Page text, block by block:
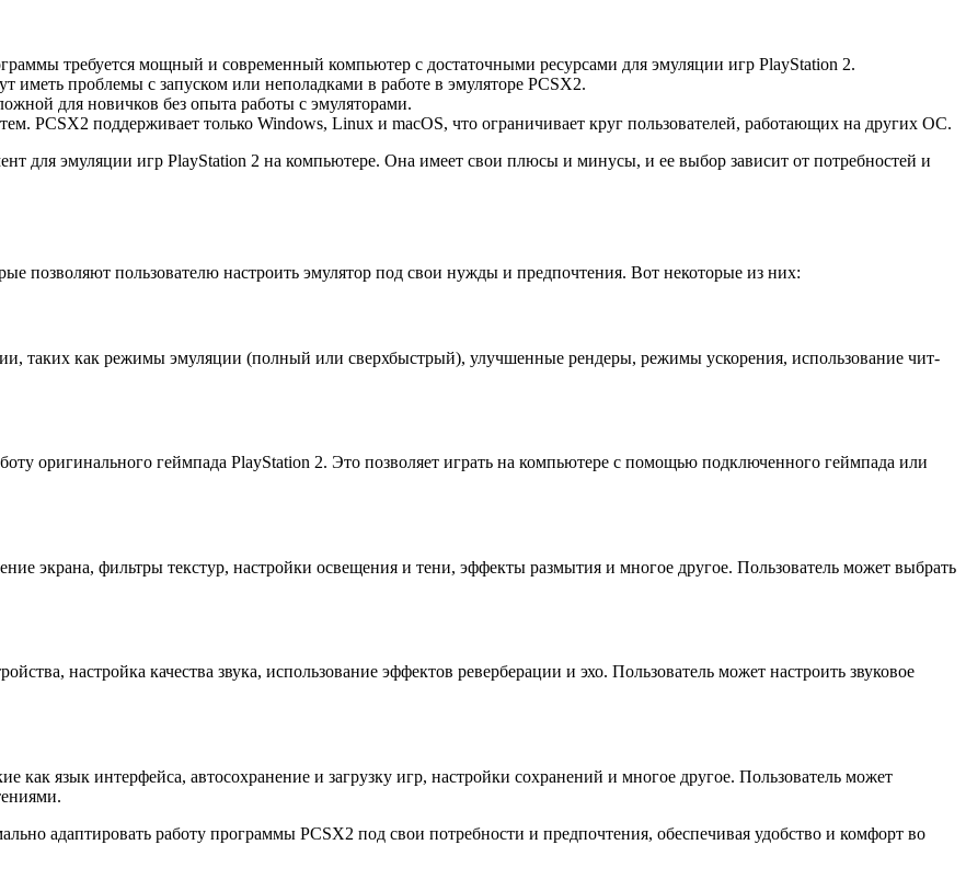
требуется мощный и современный компьютер с достаточными ресурсами для эмуляции игр PlayStation 2.
проблемы с запуском или неполадками в работе в эмуляторе PCSX2.
для новичков без опыта работы с эмуляторами.
PCSX2 поддерживает только Windows, Linux и macOS, что ограничивает круг пользователей, работающих на других ОС.
для эмуляции игр PlayStation 2 на компьютере. Она имеет свои плюсы и минусы, и ее выбор зависит от потребностей и
позволяют пользователю настроить эмулятор под свои нужды и предпочтения. Вот некоторые из них:
таких как режимы эмуляции (полный или сверхбыстрый), улучшенные рендеры, режимы ускорения, использование чит-
оригинального геймпада PlayStation 2. Это позволяет играть на компьютере с помощью подключенного геймпада или
экрана, фильтры текстур, настройки освещения и тени, эффекты размытия и многое другое. Пользователь может выбрать
настройка качества звука, использование эффектов реверберации и эхо. Пользователь может настроить звуковое
как язык интерфейса, автосохранение и загрузку игр, настройки сохранений и многое другое. Пользователь может
адаптировать работу программы PCSX2 под свои потребности и предпочтения, обеспечивая удобство и комфорт во